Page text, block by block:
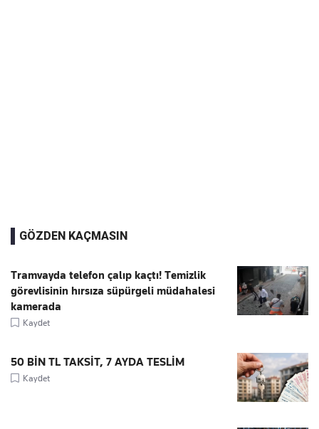
GÖZDEN KAÇMASIN
Tramvayda telefon çalıp kaçtı! Temizlik
görevlisinin hırsıza süpürgeli müdahalesi
kamerada
Kaydet
50 BİN TL TAKSİT, 7 AYDA TESLİM
Kaydet